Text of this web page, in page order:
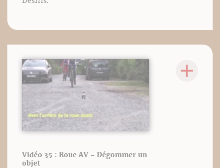
Vidéo 35 : Roue AV - Dégommer un
objet